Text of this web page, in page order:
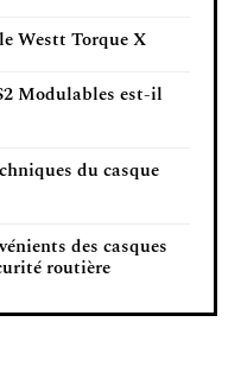
Westt Torque X
Modulables est-il
du casque
des casques
routière